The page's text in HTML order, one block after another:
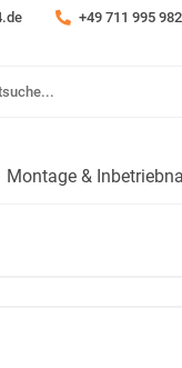
+49 711 995
Montage &